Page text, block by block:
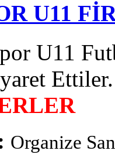
U11
U11
Organize